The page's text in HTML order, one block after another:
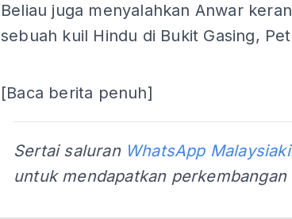
Beliau juga menyalahkan Anwar
sebuah kuil Hindu di Bukit Gasing,
[Baca berita penuh]
Sertai saluran WhatsApp
untuk mendapatkan